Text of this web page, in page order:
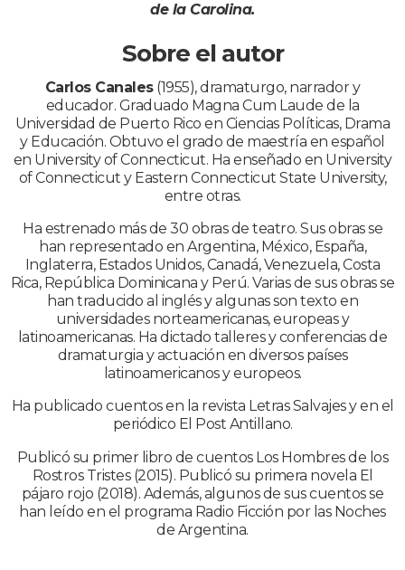
de la Carolina.
Sobre el autor
Carlos Canales(1955), dramaturgo, narrador y
educador. Graduado Magna Cum Laude de la
Universidad de Puerto Rico en Ciencias Políticas, Drama
y Educación. Obtuvo el grado de maestría en español
en University of Connecticut. Ha enseñado en University
of Connecticut y Eastern Connecticut State University,
entre otras.
Ha estrenado más de 30 obras de teatro. Sus obras se
han representado en Argentina, México, España,
Inglaterra, Estados Unidos, Canadá, Venezuela, Costa
Rica, República Dominicana y Perú. Varias de sus obras se
han traducido al inglés y algunas son texto en
universidades norteamericanas, europeas y
latinoamericanas. Ha dictado talleres y conferencias de
dramaturgia y actuación en diversos países
latinoamericanos y europeos.
Ha publicado cuentos en la revista Letras Salvajes y en el
periódico El Post Antillano.
Publicó su primer libro de cuentos Los Hombres de los
Rostros Tristes (2015). Publicó su primera novela El
pájaro rojo (2018). Además, algunos de sus cuentos se
han leído en el programa Radio Ficción por las Noches
de Argentina.